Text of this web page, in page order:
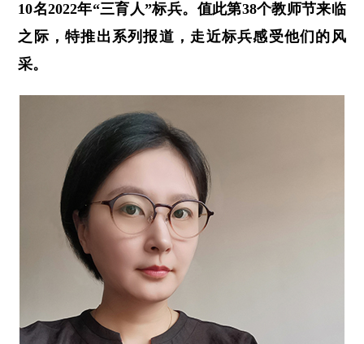
10名2022年“三育人”标兵。值此第38个教师节来临
之际，特推出系列报道，走近标兵感受他们的风
采。